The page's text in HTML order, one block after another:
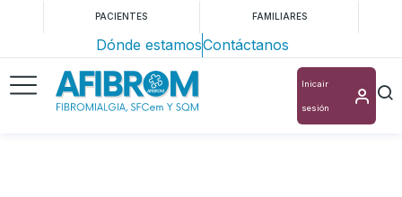
PACIENTES FAMILIARES
Dónde estamosContáctanos
Inicair
sesión